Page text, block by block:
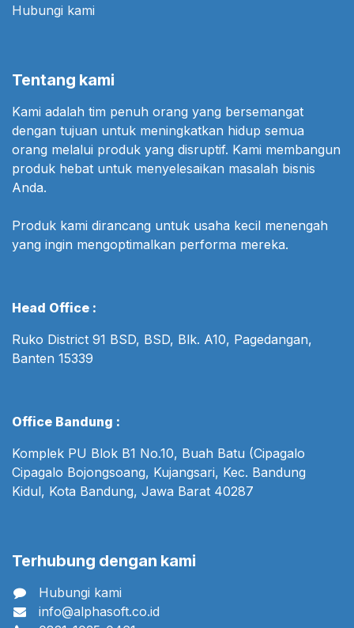
Hubungi kami
Tentang kami
Kami adalah tim penuh orang yang bersemangat
dengan tujuan untuk meningkatkan hidup semua
orang melalui produk yang disruptif. Kami membangun
produk hebat untuk menyelesaikan masalah bisnis
Anda.
Produk kami dirancang untuk usaha kecil menengah
yang ingin mengoptimalkan performa mereka.
Head Office :
Ruko District 91 BSD, BSD, Blk. A10, Pagedangan,
Banten 15339
Office Bandung :
Komplek PU Blok B1 No.10, Buah Batu (Cipagalo
Cipagalo Bojongsoang, Kujangsari, Kec. Bandung
Kidul, Kota Bandung, Jawa Barat 40287
Terhubung dengan kami
Hubungi kami
info@alphasoft.co.id